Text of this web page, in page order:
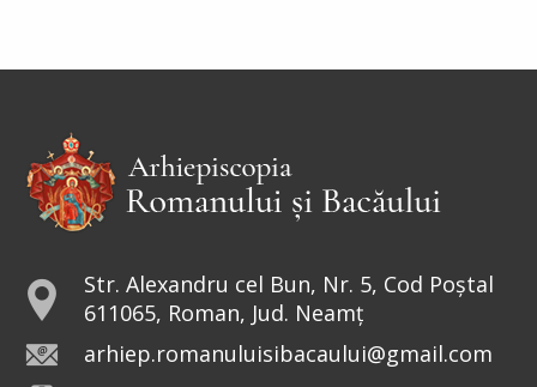
Str. Alexandru cel Bun, Nr. 5, Cod Poștal
611065, Roman, Jud. Neamț
arhiep.romanuluisibacaului@gmail.com